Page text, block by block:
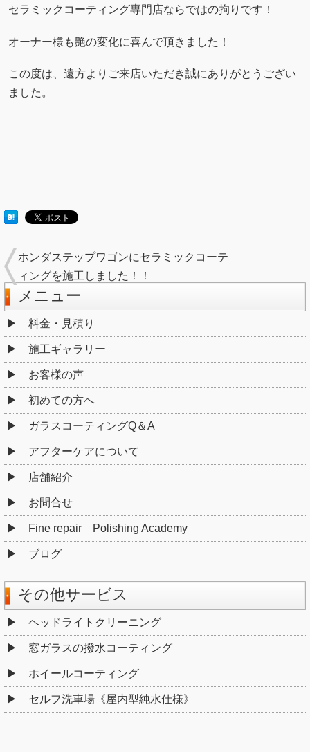
セラミックコーティング専門店ならではの拘りです！
オーナー様も艶の変化に喜んで頂きました！
この度は、遠方よりご来店いただき誠にありがとうござい
ました。
ホンダステップワゴンにセラミックコーテ
ィングを施工しました！！
メニュー
料金・見積り
施工ギャラリー
お客様の声
初めての方へ
ガラスコーティングQ＆A
アフターケアについて
店舗紹介
お問合せ
Fine repair Polishing Academy
ブログ
その他サービス
ヘッドライトクリーニング
窓ガラスの撥水コーティング
ホイールコーティング
セルフ洗車場《屋内型純水仕様》